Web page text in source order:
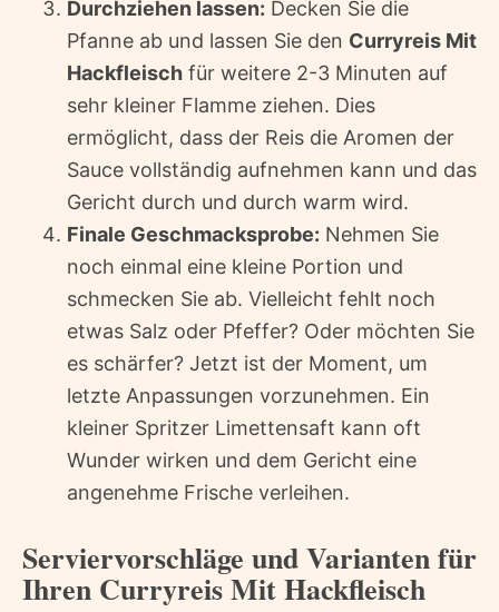
Durchziehen lassen: Decken Sie die
Pfanne ab und lassen Sie den Curryreis Mit
Hackfleisch für weitere 2-3 Minuten auf
sehr kleiner Flamme ziehen. Dies
ermöglicht, dass der Reis die Aromen der
Sauce vollständig aufnehmen kann und das
Gericht durch und durch warm wird.
Finale Geschmacksprobe: Nehmen Sie
noch einmal eine kleine Portion und
schmecken Sie ab. Vielleicht fehlt noch
etwas Salz oder Pfeffer? Oder möchten Sie
es schärfer? Jetzt ist der Moment, um
letzte Anpassungen vorzunehmen. Ein
kleiner Spritzer Limettensaft kann oft
Wunder wirken und dem Gericht eine
angenehme Frische verleihen.
Serviervorschläge und Varianten für
Ihren Curryreis Mit Hackfleisch